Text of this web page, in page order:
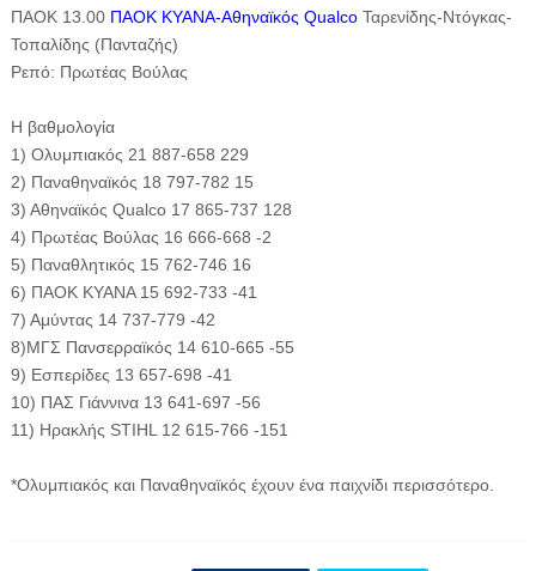
ΠΑΟΚ 13.00 ΠΑΟΚ KYANA-Αθηναϊκός QualcoΤαρενίδης-Ντόγκας-
Τοπαλίδης (Πανταζής)
Ρεπό: Πρωτέας Βούλας
Η βαθμολογία
1) Ολυμπιακός 21 887-658 229
2) Παναθηναϊκός 18 797-782 15
3) Αθηναϊκός Qualco 17 865-737 128
4) Πρωτέας Βούλας 16 666-668 -2
5) Παναθλητικός 15 762-746 16
6) ΠΑΟΚ KYANA 15 692-733 -41
7) Αμύντας 14 737-779 -42
8)ΜΓΣ Πανσερραϊκός 14 610-665 -55
9) Εσπερίδες 13 657-698 -41
10) ΠΑΣ Γιάννινα 13 641-697 -56
11) Ηρακλής STIHL 12 615-766 -151
*Ολυμπιακός και Παναθηναϊκός έχουν ένα παιχνίδι περισσότερο.